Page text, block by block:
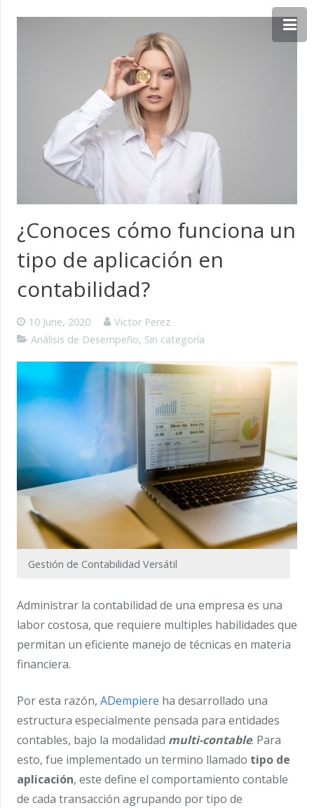
¿Conoces cómo funciona un
tipo de aplicación en
contabilidad?
10 June, 2020
Victor Perez
Análisis de Desempeño, Sin categoría
Gestión de Contabilidad Versátil
Administrar la contabilidad de una empresa es una
labor costosa, que requiere multiples habilidades que
permitan un eficiente manejo de técnicas en materia
financiera.
Por esta razón, ADempiere ha desarrollado una
estructura especialmente pensada para entidades
contables, bajo la modalidad multi-contable. Para
esto, fue implementado un termino llamado tipo de
aplicación, este define el comportamiento contable
de cada transacción agrupando por tipo de